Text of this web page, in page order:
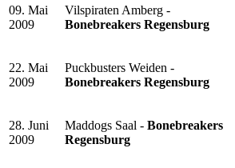
09. Mai
2009
Vilspiraten Amberg -
Bonebreakers Regensburg
22. Mai
2009
Puckbusters Weiden -
Bonebreakers Regensburg
28. Juni
2009
Maddogs Saal - Bonebreakers
Regensburg